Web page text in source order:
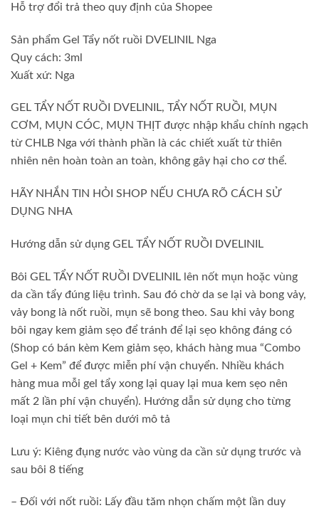
Hỗ trợ đổi trả theo quy định của Shopee
Sản phẩm Gel Tẩy nốt ruồi DVELINIL Nga
Quy cách: 3ml
Xuất xứ: Nga
GEL TẨY NỐT RUỒI DVELINIL, TẨY NỐT RUỒI, MỤN
CƠM, MỤN CÓC, MỤN THỊT được nhập khẩu chính ngạch
từ CHLB Nga với thành phần là các chiết xuất từ thiên
nhiên nên hoàn toàn an toàn, không gây hại cho cơ thể.
HÃY NHẮN TIN HỎI SHOP NẾU CHƯA RÕ CÁCH SỬ
DỤNG NHA
Hướng dẫn sử dụng GEL TẨY NỐT RUỒI DVELINIL
Bôi GEL TẨY NỐT RUỒI DVELINIL lên nốt mụn hoặc vùng
da cần tẩy đúng liệu trình. Sau đó chờ da se lại và bong vảy,
vảy bong là nốt ruồi, mụn sẽ bong theo. Sau khi vảy bong
bôi ngay kem giảm sẹo để tránh để lại sẹo không đáng có
(Shop có bán kèm Kem giảm sẹo, khách hàng mua “Combo
Gel + Kem” để được miễn phí vận chuyển. Nhiều khách
hàng mua mỗi gel tẩy xong lại quay lại mua kem sẹo nên
mất 2 lần phí vận chuyển). Hướng dẫn sử dụng cho từng
loại mụn chi tiết bên dưới mô tả
Lưu ý: Kiêng đụng nước vào vùng da cần sử dụng trước và
sau bôi 8 tiếng
– Đối với nốt ruồi: Lấy đầu tăm nhọn chấm một lần duy